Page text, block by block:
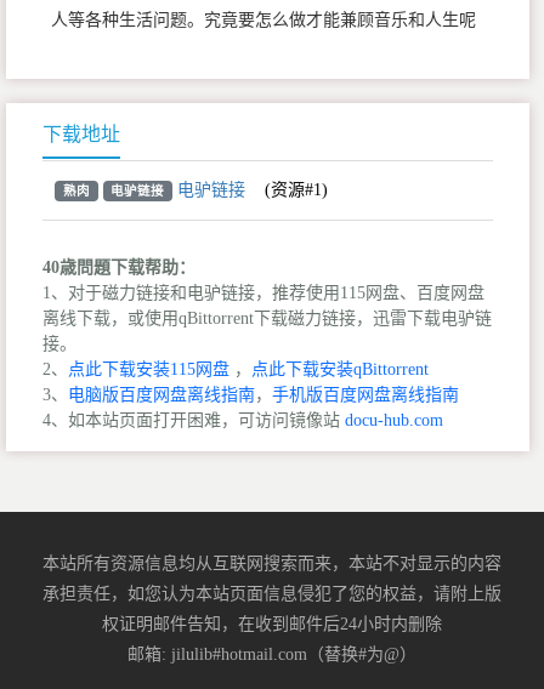
人等各种生活问题。究竟要怎么做才能兼顾音乐和人生呢
下载地址
熟肉 电驴链接 电驴链接 (资源#1)
40歳問題下载帮助：
1、对于磁力链接和电驴链接，推荐使用115网盘、百度网盘
离线下载，或使用qBittorrent下载磁力链接，迅雷下载电驴链
接。
2、
点此下载安装115网盘 ，
点此下载安装qBittorrent
3、
电脑版百度网盘离线指南， 手机版百度网盘离线指南
4、如本站页面打开困难，可访问镜像站 docu-hub.com
本站所有资源信息均从互联网搜索而来，本站不对显示的内容
承担责任，如您认为本站页面信息侵犯了您的权益，请附上版
权证明邮件告知，在收到邮件后24小时内删除
邮箱: jilulib#hotmail.com（替换#为@）